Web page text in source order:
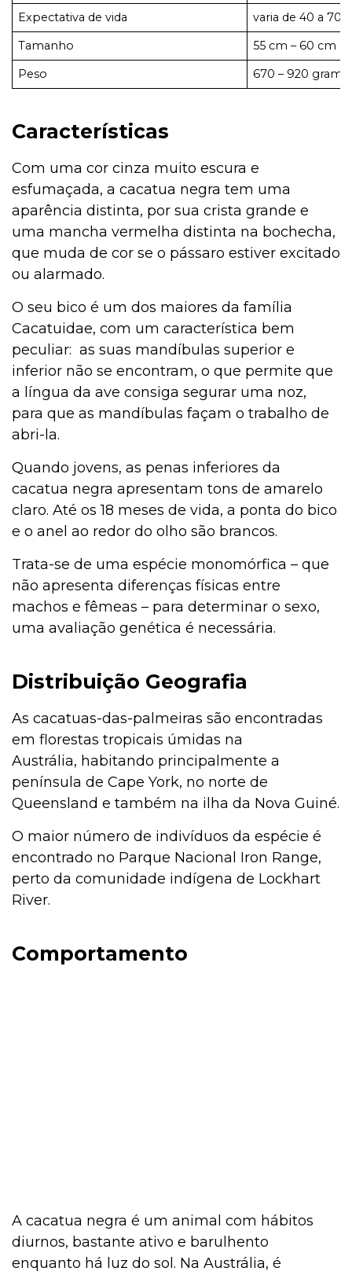
Cultivo e Manutenção
Comportamento
Casa
Cachorro
Bulário
Aves
Aquários e Manutenção
Ações Sociais
Expectativa de vida
varia de 40 a 70
Tamanho
55 cm – 60 cm
Peso
670 – 920
Características
Com uma cor cinza muito escura e
esfumaçada, a cacatua negra tem uma
aparência distinta, por sua crista grande e
uma mancha vermelha distinta na bochecha,
que muda de cor se o pássaro estiver excitado
ou alarmado.
O seu bico é um dos maiores da família
Cacatuidae, com um característica bem
peculiar: as suas mandíbulas superior e
inferior não se encontram, o que permite que
a língua da ave consiga segurar uma noz,
para que as mandíbulas façam o trabalho de
abri-la.
Quando jovens, as penas inferiores da
cacatua negra apresentam tons de amarelo
claro. Até os 18 meses de vida, a ponta do bico
e o anel ao redor do olho são brancos.
Trata-se de uma espécie monomórfica – que
não apresenta diferenças físicas entre
machos e fêmeas – para determinar o sexo,
uma avaliação genética é necessária.
Distribuição Geografia
As cacatuas-das-palmeiras são encontradas
em florestas tropicais úmidas na
Austrália, habitando principalmente a
península de Cape York, no norte de
Queensland e também na ilha da Nova Guiné.
O maior número de indivíduos da espécie é
encontrado no Parque Nacional Iron Range,
perto da comunidade indígena de Lockhart
River.
Comportamento
A cacatua negra é um animal com hábitos
diurnos, bastante ativo e barulhento
enquanto há luz do sol. Na Austrália, é